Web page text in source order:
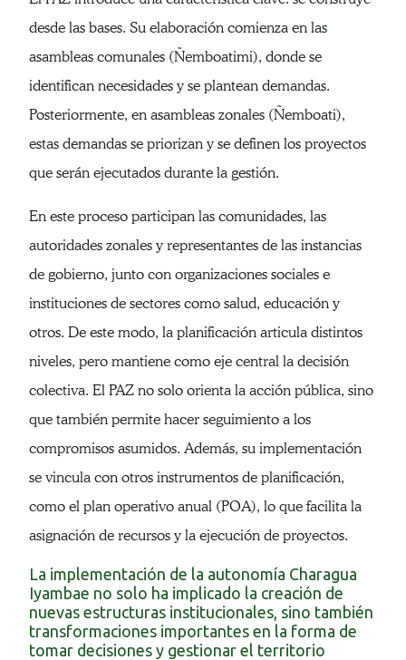
desde las bases. Su elaboración comienza en las
asambleas comunales (Ñemboatimi), donde se
identifican necesidades y se plantean demandas.
Posteriormente, en asambleas zonales (Ñemboati),
estas demandas se priorizan y se definen los proyectos
que serán ejecutados durante la gestión.
En este proceso participan las comunidades, las
autoridades zonales y representantes de las instancias
de gobierno, junto con organizaciones sociales e
instituciones de sectores como salud, educación y
otros. De este modo, la planificación articula distintos
niveles, pero mantiene como eje central la decisión
colectiva. El PAZ no solo orienta la acción pública, sino
que también permite hacer seguimiento a los
compromisos asumidos. Además, su implementación
se vincula con otros instrumentos de planificación,
como el plan operativo anual (POA), lo que facilita la
asignación de recursos y la ejecución de proyectos.
La implementación de la autonomía Charagua
Iyambae no solo ha implicado la creación de
nuevas estructuras institucionales, sino también
transformaciones importantes en la forma de
tomar decisiones y gestionar el territorio